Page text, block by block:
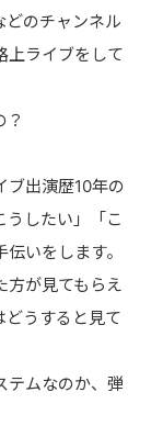
のチャンネル
上ライブをして
？
ブ出演歴10年の
うしたい」「こ
いをします。
方が見てもらえ
うすると見て
テムなのか、弾